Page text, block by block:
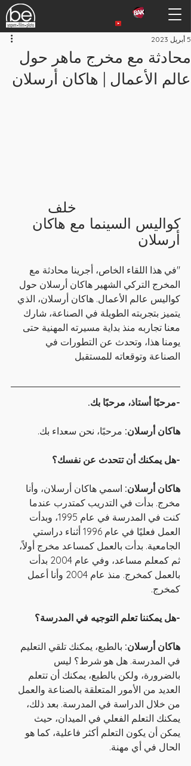
محادثة مع مخرج ماهر حول
عالم الأعمال | هاكان أرسلان
5 أبريل 2023
خلف
كواليس السينما مع هاكان
أرسلان
"في هذا اللقاء الخاص، أجرينا محادثة مع
المخرج التركي الشهير هاكان أرسلان حول
كواليس عالم الأعمال. هاكان أرسلان، الذي
يتميز بتجربته الطويلة في الصناعة، شارك
معنا تجاربه منذ بداية مسيرته المهنية حتى
يومنا هذا، وتحدث عن التطورات في
الصناعة وتوقعاته للمستقبل
-مرحبًا أستاذ، مرحبًا بك.
هاكان أرسلان: مرحبًا، نحن سعداء بك.
-هل يمكنك أن تتحدث عن نفسك؟
هاكان أرسلان: اسمي هاكان أرسلان، وأنا
مخرج. بدأت في التدريب كمتدرب عندما
كنت في المدرسة في عام 1995، وبدأت
العمل فعليًا في عام 1996 أثناء دراستي
الجامعية. بدأت بالعمل كمساعد مخرج أولاً،
ثم كمعلم مساعد، وفي عام 2004 بدأت
بالعمل كمخرج. منذ عام 2004 وأنا أعمل
كمخرج.
-هل يمكننا تعلم التوجيه في المدرسة؟
هاكان أرسلان: بالطبع، يمكنك تلقي التعليم
في المدرسة. هل هو شرط؟ ليس
بالضرورة، ولكن بالطبع، يمكنك أن تتعلم
العديد من الأمور المتعلقة بالصناعة والعمل
من خلال الدراسة في المدرسة. بعد ذلك،
يمكنك التعلم الفعلي في الميدان، حيث
يمكن أن يكون التعلم أكثر فاعلية، كما هو
الحال في أي مهنة.